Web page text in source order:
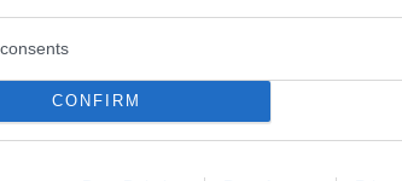
CONFIRM
περιοχή του Ελληνικού. Το
τις ανέσεις και τις
ζήτηση για πολυτελές προϊόν
5 αστέρων. Προσθέτει ένα